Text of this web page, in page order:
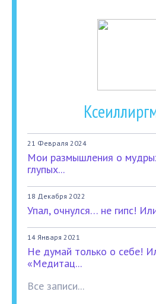
21 Февраля 2024
Мои размышления о
глупых...
18 Декабря 2022
Упал, очнулся… не гипс!
14 Января 2021
Не думай только о себе!
«Медитац...
Все записи...